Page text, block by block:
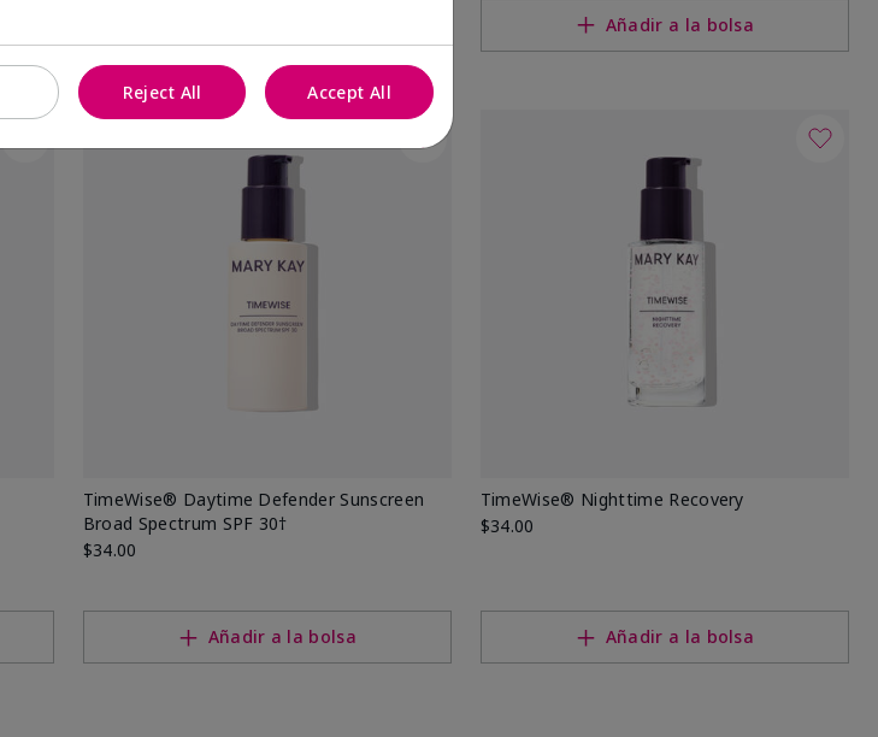
Añadir a la bolsa
TimeWise® Daytime Defender Sunscreen
Broad Spectrum SPF 30†
$34.00
Añadir a la bolsa
TimeWise® Nighttime Recovery
$34.00
Añadir a la bolsa
Reject All Accept All